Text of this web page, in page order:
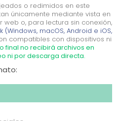
o redimidos en este
únicamente mediante vista en
o, para lectura sin conexión,
(Windows, macOS, Android e iOS,
compatibles con dispositivos ni
final no recibirá archivos en
ni por descarga directa.